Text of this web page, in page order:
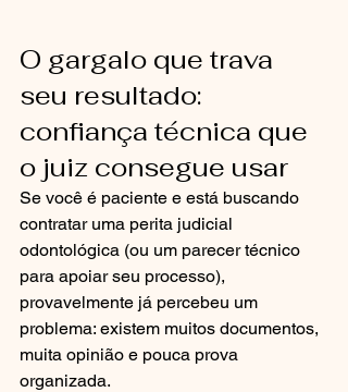
O gargalo que trava
seu resultado:
confiança técnica que
o juiz consegue usar
Se você é paciente e está buscando
contratar uma perita judicial
odontológica (ou um parecer técnico
para apoiar seu processo),
provavelmente já percebeu um
problema: existem muitos documentos,
muita opinião e pouca prova
organizada.